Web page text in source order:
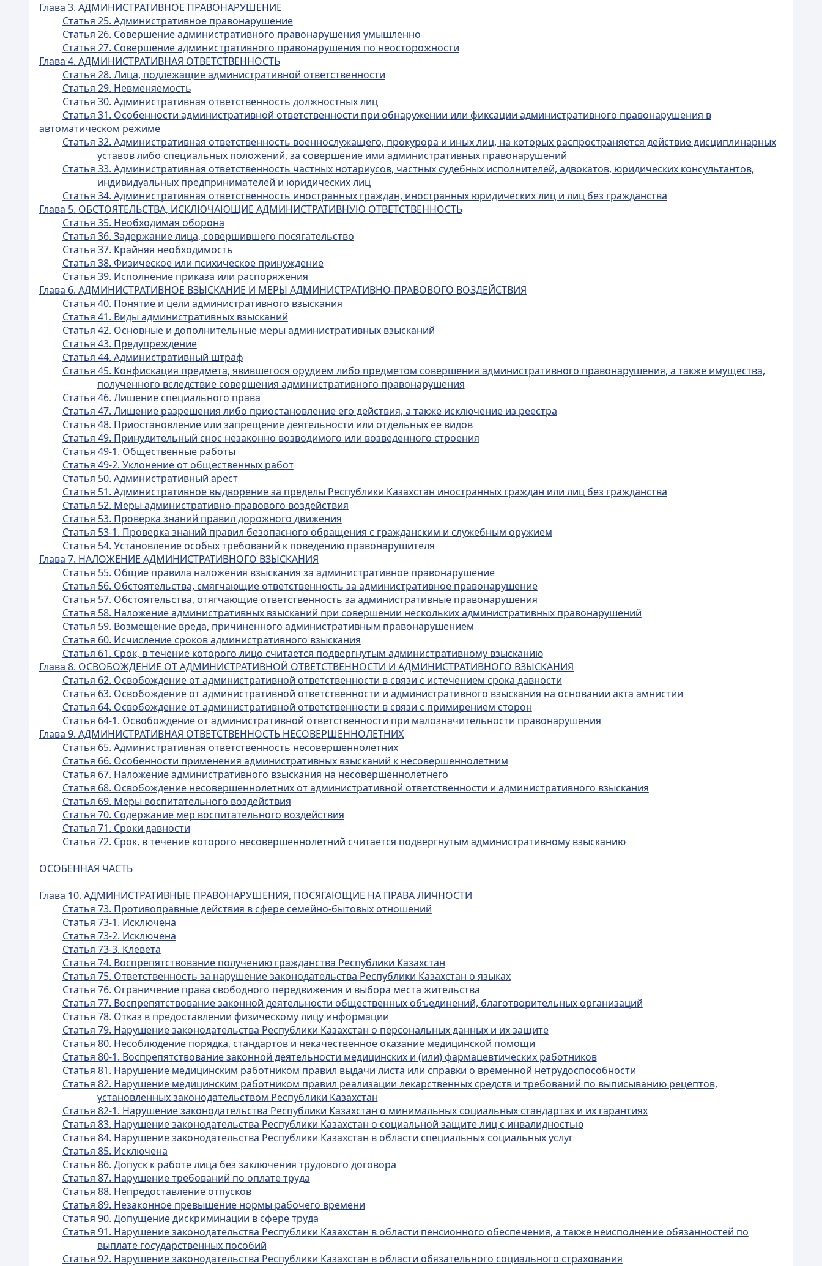
Глава 3. АДМИНИСТРАТИВНОЕ ПРАВОНАРУШЕНИЕ
Статья 25. Административное правонарушение
Статья 26. Совершение административного правонарушения умышленно
Статья 27. Совершение административного правонарушения по неосторожности
Глава 4. АДМИНИСТРАТИВНАЯ ОТВЕТСТВЕННОСТЬ
Статья 28. Лица, подлежащие административной ответственности
Статья 29. Невменяемость
Статья 30. Административная ответственность должностных лиц
Статья 31. Особенности административной ответственности при обнаружении или фиксации административного правонарушения в
автоматическом режиме
Статья 32. Административная ответственность военнослужащего, прокурора и иных лиц, на которых распространяется действие дисциплинарных
уставов либо специальных положений, за совершение ими административных правонарушений
Статья 33. Административная ответственность частных нотариусов, частных судебных исполнителей, адвокатов, юридических консультантов,
индивидуальных предпринимателей и юридических лиц
Статья 34. Административная ответственность иностранных граждан, иностранных юридических лиц и лиц без гражданства
Глава 5. ОБСТОЯТЕЛЬСТВА, ИСКЛЮЧАЮЩИЕ АДМИНИСТРАТИВНУЮ ОТВЕТСТВЕННОСТЬ
Статья 35. Необходимая оборона
Статья 36. Задержание лица, совершившего посягательство
Статья 37. Крайняя необходимость
Статья 38. Физическое или психическое принуждение
Статья 39. Исполнение приказа или распоряжения
Глава 6. АДМИНИСТРАТИВНОЕ ВЗЫСКАНИЕ И МЕРЫ АДМИНИСТРАТИВНО-ПРАВОВОГО ВОЗДЕЙСТВИЯ
Статья 40. Понятие и цели административного взыскания
Статья 41. Виды административных взысканий
Статья 42. Основные и дополнительные меры административных взысканий
Статья 43. Предупреждение
Статья 44. Административный штраф
Статья 45. Конфискация предмета, явившегося орудием либо предметом совершения административного правонарушения, а также имущества,
полученного вследствие совершения административного правонарушения
Статья 46. Лишение специального права
Статья 47. Лишение разрешения либо приостановление его действия, а также исключение из реестра
Статья 48. Приостановление или запрещение деятельности или отдельных ее видов
Статья 49. Принудительный снос незаконно возводимого или возведенного строения
Статья 49-1. Общественные работы
Статья 49-2. Уклонение от общественных работ
Статья 50. Административный арест
Статья 51. Административное выдворение за пределы Республики Казахстан иностранных граждан или лиц без гражданства
Статья 52. Меры административно-правового воздействия
Статья 53. Проверка знаний правил дорожного движения
Статья 53-1. Проверка знаний правил безопасного обращения с гражданским и служебным оружием
Статья 54. Установление особых требований к поведению правонарушителя
Глава 7. НАЛОЖЕНИЕ АДМИНИСТРАТИВНОГО ВЗЫСКАНИЯ
Статья 55. Общие правила наложения взыскания за административное правонарушение
Статья 56. Обстоятельства, смягчающие ответственность за административное правонарушение
Статья 57. Обстоятельства, отягчающие ответственность за административные правонарушения
Статья 58. Наложение административных взысканий при совершении нескольких административных правонарушений
Статья 59. Возмещение вреда, причиненного административным правонарушением
Статья 60. Исчисление сроков административного взыскания
Статья 61. Срок, в течение которого лицо считается подвергнутым административному взысканию
Глава 8. ОСВОБОЖДЕНИЕ ОТ АДМИНИСТРАТИВНОЙ ОТВЕТСТВЕННОСТИ И АДМИНИСТРАТИВНОГО ВЗЫСКАНИЯ
Статья 62. Освобождение от административной ответственности в связи с истечением срока давности
Статья 63. Освобождение от административной ответственности и административного взыскания на основании акта амнистии
Статья 64. Освобождение от административной ответственности в связи с примирением сторон
Статья 64-1. Освобождение от административной ответственности при малозначительности правонарушения
Глава 9. АДМИНИСТРАТИВНАЯ ОТВЕТСТВЕННОСТЬ НЕСОВЕРШЕННОЛЕТНИХ
Статья 65. Административная ответственность несовершеннолетних
Статья 66. Особенности применения административных взысканий к несовершеннолетним
Статья 67. Наложение административного взыскания на несовершеннолетнего
Статья 68. Освобождение несовершеннолетних от административной ответственности и административного взыскания
Статья 69. Меры воспитательного воздействия
Статья 70. Содержание мер воспитательного воздействия
Статья 71. Сроки давности
Статья 72. Срок, в течение которого несовершеннолетний считается подвергнутым административному взысканию
ОСОБЕННАЯ ЧАСТЬ
Глава 10. АДМИНИСТРАТИВНЫЕ ПРАВОНАРУШЕНИЯ, ПОСЯГАЮЩИЕ НА ПРАВА ЛИЧНОСТИ
Статья 73. Противоправные действия в сфере семейно-бытовых отношений
Статья 73-1. Исключена
Статья 73-2. Исключена
Статья 73-3. Клевета
Статья 74. Воспрепятствование получению гражданства Республики Казахстан
Статья 75. Ответственность за нарушение законодательства Республики Казахстан о языках
Статья 76. Ограничение права свободного передвижения и выбора места жительства
Статья 77. Воспрепятствование законной деятельности общественных объединений, благотворительных организаций
Статья 78. Отказ в предоставлении физическому лицу информации
Статья 79. Нарушение законодательства Республики Казахстан о персональных данных и их защите
Статья 80. Несоблюдение порядка, стандартов и некачественное оказание медицинской помощи
Статья 80-1. Воспрепятствование законной деятельности медицинских и (или) фармацевтических работников
Статья 81. Нарушение медицинским работником правил выдачи листа или справки о временной нетрудоспособности
Статья 82. Нарушение медицинским работником правил реализации лекарственных средств и требований по выписыванию рецептов,
установленных законодательством Республики Казахстан
Статья 82-1. Нарушение законодательства Республики Казахстан о минимальных социальных стандартах и их гарантиях
Статья 83. Нарушение законодательства Республики Казахстан о социальной защите лиц с инвалидностью
Статья 84. Нарушение законодательства Республики Казахстан в области специальных социальных услуг
Статья 85. Исключена
Статья 86. Допуск к работе лица без заключения трудового договора
Статья 87. Нарушение требований по оплате труда
Статья 88. Непредоставление отпусков
Статья 89. Незаконное превышение нормы рабочего времени
Статья 90. Допущение дискриминации в сфере труда
Статья 91. Нарушение законодательства Республики Казахстан в области пенсионного обеспечения, а также неисполнение обязанностей по
выплате государственных пособий
Статья 92. Нарушение законодательства Республики Казахстан в области обязательного социального страхования